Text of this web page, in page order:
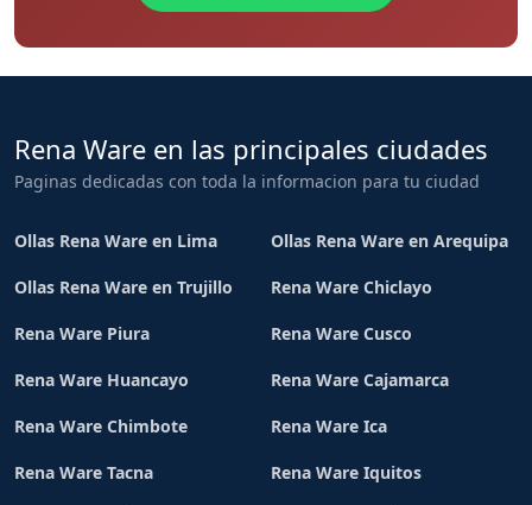
Rena Ware en las principales ciudades
Paginas dedicadas con toda la informacion para tu ciudad
Ollas Rena Ware en Lima Ollas Rena Ware en Arequipa
Ollas Rena Ware en Trujillo Rena Ware Chiclayo
Rena Ware Piura Rena Ware Cusco
Rena Ware Huancayo Rena Ware Cajamarca
Rena Ware Chimbote Rena Ware Ica
Rena Ware Tacna Rena Ware Iquitos